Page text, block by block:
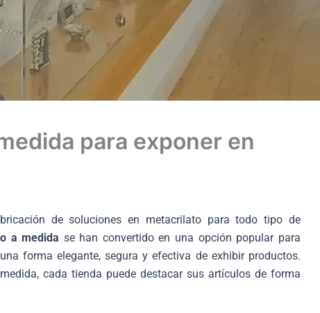
para exponer en
de soluciones en metacrilato para todo tipo de
a medida se han convertido en una opción popular para
forma elegante, segura y efectiva de exhibir productos.
cada tienda puede destacar sus artículos de forma